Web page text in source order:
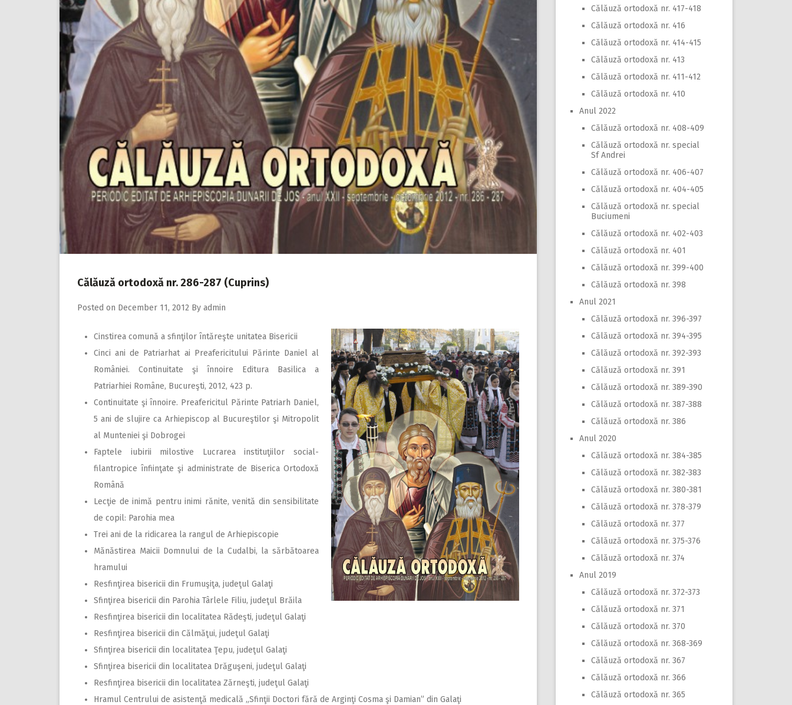
Călăuză ortodoxă nr. 286-287 (Cuprins)
Posted on December 11, 2012 By admin
Cinstirea comună a sfinţilor întăreşte unitatea Bisericii
Cinci ani de Patriarhat ai Preafericitului Părinte Daniel al
României. Continuitate şi înnoire Editura Basilica a
Patriarhiei Române, Bucureşti, 2012, 423 p.
Continuitate şi înnoire. Preafericitul Părinte Patriarh Daniel,
5 ani de slujire ca Arhiepiscop al Bucureştilor şi Mitropolit
al Munteniei şi Dobrogei
Faptele iubirii milostive Lucrarea instituţiilor social-
filantropice înfiinţate şi administrate de Biserica Ortodoxă
Română
Lecţie de inimă pentru inimi rănite, venită din sensibilitate
de copil: Parohia mea
Trei ani de la ridicarea la rangul de Arhiepiscopie
Mănăstirea Maicii Domnului de la Cudalbi, la sărbătoarea
hramului
Resfinţirea bisericii din Frumuşiţa, judeţul Galaţi
Sfinţirea bisericii din Parohia Târlele Filiu, judeţul Brăila
Resfinţirea bisericii din localitatea Rădeşti, judeţul Galaţi
Resfinţirea bisericii din Călmăţui, judeţul Galaţi
Sfinţirea bisericii din localitatea Ţepu, judeţul Galaţi
Sfinţirea bisericii din localitatea Drăguşeni, judeţul Galaţi
Resfinţirea bisericii din localitatea Zărneşti, judeţul Galaţi
Hramul Centrului de asistenţă medicală „Sfinţii Doctori fără de Arginţi Cosma şi Damian” din Galaţi
Călăuză ortodoxă nr. 417-418
Călăuză ortodoxă nr. 416
Călăuză ortodoxă nr. 414-415
Călăuză ortodoxă nr. 413
Călăuză ortodoxă nr. 411-412
Călăuză ortodoxă nr. 410
Anul 2022
Călăuză ortodoxă nr. 408-409
Călăuză ortodoxă nr. special
Sf Andrei
Călăuză ortodoxă nr. 406-407
Călăuză ortodoxă nr. 404-405
Călăuză ortodoxă nr. special
Buciumeni
Călăuză ortodoxă nr. 402-403
Călăuză ortodoxă nr. 401
Călăuză ortodoxă nr. 399-400
Călăuză ortodoxă nr. 398
Anul 2021
Călăuză ortodoxă nr. 396-397
Călăuză ortodoxă nr. 394-395
Călăuză ortodoxă nr. 392-393
Călăuză ortodoxă nr. 391
Călăuză ortodoxă nr. 389-390
Călăuză ortodoxă nr. 387-388
Călăuză ortodoxă nr. 386
Anul 2020
Călăuză ortodoxă nr. 384-385
Călăuză ortodoxă nr. 382-383
Călăuză ortodoxă nr. 380-381
Călăuză ortodoxă nr. 378-379
Călăuză ortodoxă nr. 377
Călăuză ortodoxă nr. 375-376
Călăuză ortodoxă nr. 374
Anul 2019
Călăuză ortodoxă nr. 372-373
Călăuză ortodoxă nr. 371
Călăuză ortodoxă nr. 370
Călăuză ortodoxă nr. 368-369
Călăuză ortodoxă nr. 367
Călăuză ortodoxă nr. 366
Călăuză ortodoxă nr. 365